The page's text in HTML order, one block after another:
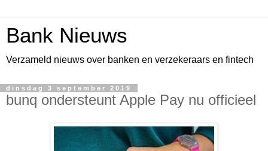
Bank Nieuws
Verzameld nieuws over banken en verzekeraars en fintech
dinsdag 3 september 2019
bunq ondersteunt Apple Pay nu officieel